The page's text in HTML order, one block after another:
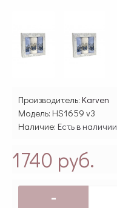
Производитель: Karven
Модель: HS1659 v3
Наличие: Есть в наличии
1740 руб.
-